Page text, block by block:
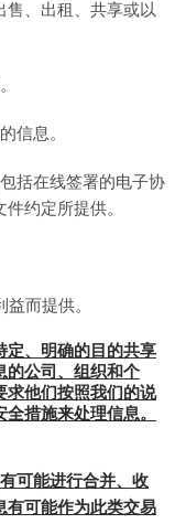
售、出租、共享或以
信息。
括在线签署的电子协
约定所提供。
而提供。
定、明确的目的共享
的公司、组织和个
求他们按照我们的说
措施来处理信息。
可能进行合并、收
有可能作为此类交易